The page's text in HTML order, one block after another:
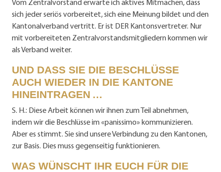
Vom Zentralvorstand erwarte ich aktives Mitmachen, dass
sich jeder seriös vorbereitet, sich eine Meinung bildet und den
Kantonalverband vertritt. Er ist DER Kantonsvertreter. Nur
mit vorbereiteten Zentralvorstandsmitgliedern kommen wir
als Verband weiter.
UND DASS SIE DIE BESCHLÜSSE
AUCH WIEDER IN DIE KANTONE
HINEINTRAGEN …
S. H.: Diese Arbeit können wir ihnen zum Teil abnehmen,
indem wir die Beschlüsse im «panissimo» kommunizieren.
Aber es stimmt. Sie sind unsere Verbindung zu den Kantonen,
zur Basis. Dies muss gegenseitig funktionieren.
WAS WÜNSCHT IHR EUCH FÜR DIE